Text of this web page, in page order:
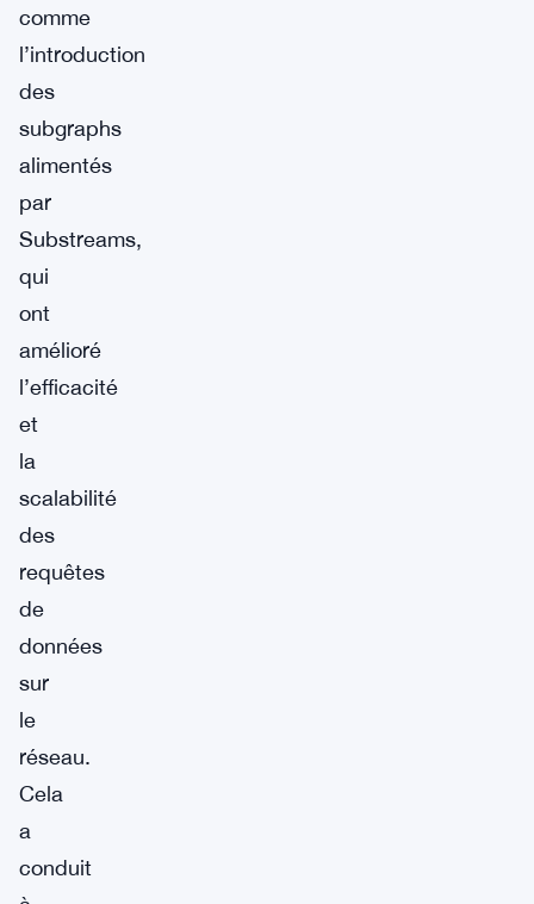
comme
l’introduction
des
subgraphs
alimentés
par
Substreams,
qui
ont
amélioré
l’efficacité
et
la
scalabilité
des
requêtes
de
données
sur
le
réseau.
Cela
a
conduit